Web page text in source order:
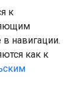
к
навигации.
как к